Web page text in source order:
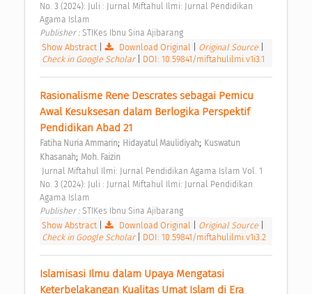
No. 3 (2024): Juli : Jurnal Miftahul Ilmi: Jurnal Pendidikan
Agama Islam
Publisher : STIKes Ibnu Sina Ajibarang
Show Abstract| Download Original Original Source
Check in Google Scholar
DOI: 10.59841/miftahulilmi.v1i3.1
Rasionalisme Rene Descrates sebagai Pemicu
Awal Kesuksesan dalam Berlogika Perspektif
Pendidikan Abad 21
Fatiha Nuria Ammarin; Hidayatul Maulidiyah; Kuswatun
Khasanah; Moh. Faizin
No. 3 (2024): Juli : Jurnal Miftahul Ilmi: Jurnal Pendidikan
Agama Islam
Publisher : STIKes Ibnu Sina Ajibarang
Show Abstract| Download Original Original Source
Check in Google Scholar
DOI: 10.59841/miftahulilmi.v1i3.2
Islamisasi Ilmu dalam Upaya Mengatasi
Keterbelakangan Kualitas Umat Islam di Era